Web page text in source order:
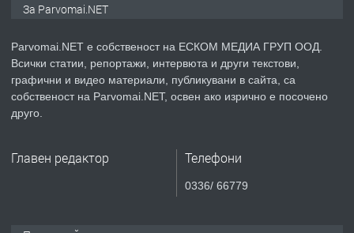
преди 1 година
ПРЕДЛАГА
Продавам апартамент - гр.
За Parvomai.NET
Parvomai.NET е собственост на ЕСКОМ МЕДИА ГРУП ООД.
Всички статии, репортажи, интервюта и други текстови,
графични и видео материали, публикувани в сайта, са
собственост на Parvomai.NET, освен ако изрично е посочено
друго.
Главен редактор Телефони
0336/ 66779